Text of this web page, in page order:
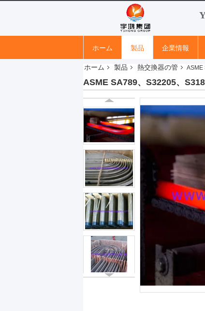
ホーム 製品 企業情報
ホーム 製品 熱交換器の管 ASME
ASME SA789、S32205、